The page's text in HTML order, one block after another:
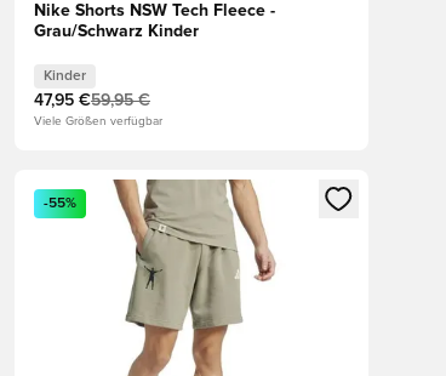
Nike Shorts NSW Tech Fleece -
Grau/Schwarz Kinder
Kinder
47,95 €59,95 €
Viele Größen verfügbar
Registrieren als Mitglied
Öffnet ein neues Fenster zum Anmelden oder
-55%